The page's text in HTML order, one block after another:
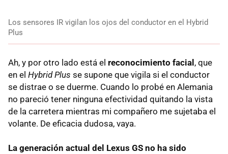
Los sensores IR vigilan los ojos del conductor en el Hybrid
Plus
Ah, y por otro lado está el reconocimiento facial , que
en el Hybrid Plus se supone que vigila si el conductor
se distrae o se duerme. Cuando lo probé en Alemania
no pareció tener ninguna efectividad quitando la vista
de la carretera mientras mi compañero me sujetaba el
volante. De eficacia dudosa, vaya.
La generación actual del Lexus GS no ha sido